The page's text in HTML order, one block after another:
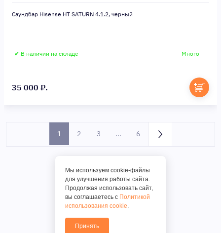
Саундбар Hisense HT SATURN 4.1.2, черный
✔ В наличии на складе Много
35 000 ₽.
1 2 3 ... 6
Мы используем cookie-файлы
для улучшения работы сайта.
Продолжая использовать сайт,
вы соглашаетесь с Политикой
использования cookie.
Принять